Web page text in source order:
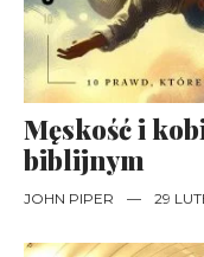
Męskość i
biblijnym
JOHN PIPER — 29